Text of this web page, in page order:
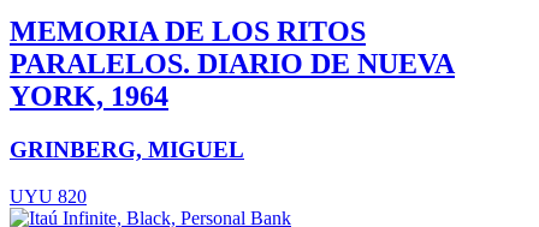
MEMORIA DE LOS RITOS
PARALELOS. DIARIO DE NUEVA
YORK, 1964
GRINBERG, MIGUEL
UYU 820